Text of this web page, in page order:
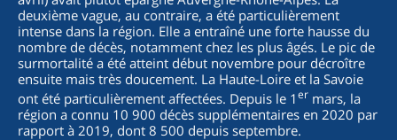
deuxième vague, au contraire, a été particulièrement
intense dans la région. Elle a entraîné une forte hausse du
nombre de décès, notamment chez les plus âgés. Le pic de
surmortalité a été atteint début novembre pour décroître
ensuite mais très doucement. La Haute-Loire et la Savoie
ont été particulièrement affectées. Depuis le 1er mars, la
région a connu 10 900 décès supplémentaires en 2020 par
rapport à 2019, dont 8 500 depuis septembre.